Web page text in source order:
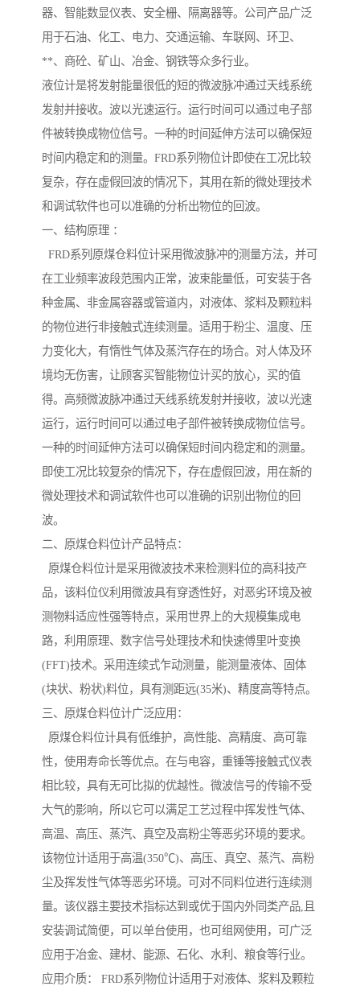
器、智能数显仪表、安全栅、隔离器等。公司产品广泛
用于石油、化工、电力、交通运输、车联网、环卫、
**、商砼、矿山、冶金、钢铁等众多行业。
液位计是将发射能量很低的短的微波脉冲通过天线系统
发射并接收。波以光速运行。运行时间可以通过电子部
件被转换成物位信号。一种的时间延伸方法可以确保短
时间内稳定和的测量。FRD系列物位计即使在工况比较
复杂，存在虚假回波的情况下，其用在新的微处理技术
和调试软件也可以准确的分析出物位的回波。
一、结构原理 ：
FRD系列原煤仓料位计采用微波脉冲的测量方法，并可
在工业频率波段范围内正常，波束能量低，可安装于各
种金属、非金属容器或管道内，对液体、浆料及颗粒料
的物位进行非接触式连续测量。适用于粉尘、温度、压
力变化大，有惰性气体及蒸汽存在的场合。对人体及环
境均无伤害，让顾客买智能物位计买的放心，买的值
得。高频微波脉冲通过天线系统发射并接收，波以光速
运行，运行时间可以通过电子部件被转换成物位信号。
一种的时间延伸方法可以确保短时间内稳定和的测量。
即使工况比较复杂的情况下，存在虚假回波，用在新的
微处理技术和调试软件也可以准确的识别出物位的回
波。
二、原煤仓料位计产品特点：
原煤仓料位计是采用微波技术来检测料位的高科技产
品，该料位仪利用微波具有穿透性好，对恶劣环境及被
测物料适应性强等特点，采用世界上的大规模集成电
路，利用原理、数字信号处理技术和快速傅里叶变换
(FFT)技术。采用连续式乍动测量，能测量液体、固体
(块状、粉状)料位，具有测距远(35米)、精度高等特点。
三、原煤仓料位计广泛应用：
原煤仓料位计具有低维护，高性能、高精度、高可靠
性，使用寿命长等优点。在与电容，重锤等接触式仪表
相比较，具有无可比拟的优越性。微波信号的传输不受
大气的影响，所以它可以满足工艺过程中挥发性气体、
高温、高压、蒸汽、真空及高粉尘等恶劣环境的要求。
该物位计适用于高温(350℃)、高压、真空、蒸汽、高粉
尘及挥发性气体等恶劣环境。可对不同料位进行连续测
量。该仪器主要技术指标达到或优于国内外同类产品,且
安装调试简便，可以单台使用，也可组网使用，可广泛
应用于冶金、建材、能源、石化、水利、粮食等行业。
应用介质： FRD系列物位计适用于对液体、浆料及颗粒